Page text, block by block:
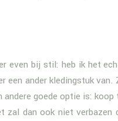
even bij stil: heb ik het
een ander kledingstuk
goede optie is:
zal dan ook niet verbazen